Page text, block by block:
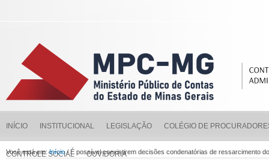
INÍCIO INSTITUCIONAL LEGISLAÇÃO COLÉGIO DE
CONTROLE SOCIAL OUVIDORIA
Você está em:Início/ É possível coexistirem decisões condenatórias de ressarcimento